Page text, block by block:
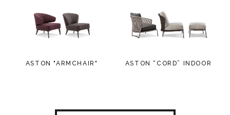
ASTON "ARMCHAIR" ASTON “CORD” INDOOR